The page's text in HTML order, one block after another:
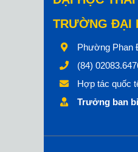
TRƯỜNG ĐẠI
Phường Phan
(84)
Hợp tác quốc
Trưởng ban